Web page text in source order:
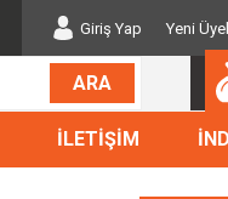
Giriş Yap Yeni
ARA
İLETİŞİM